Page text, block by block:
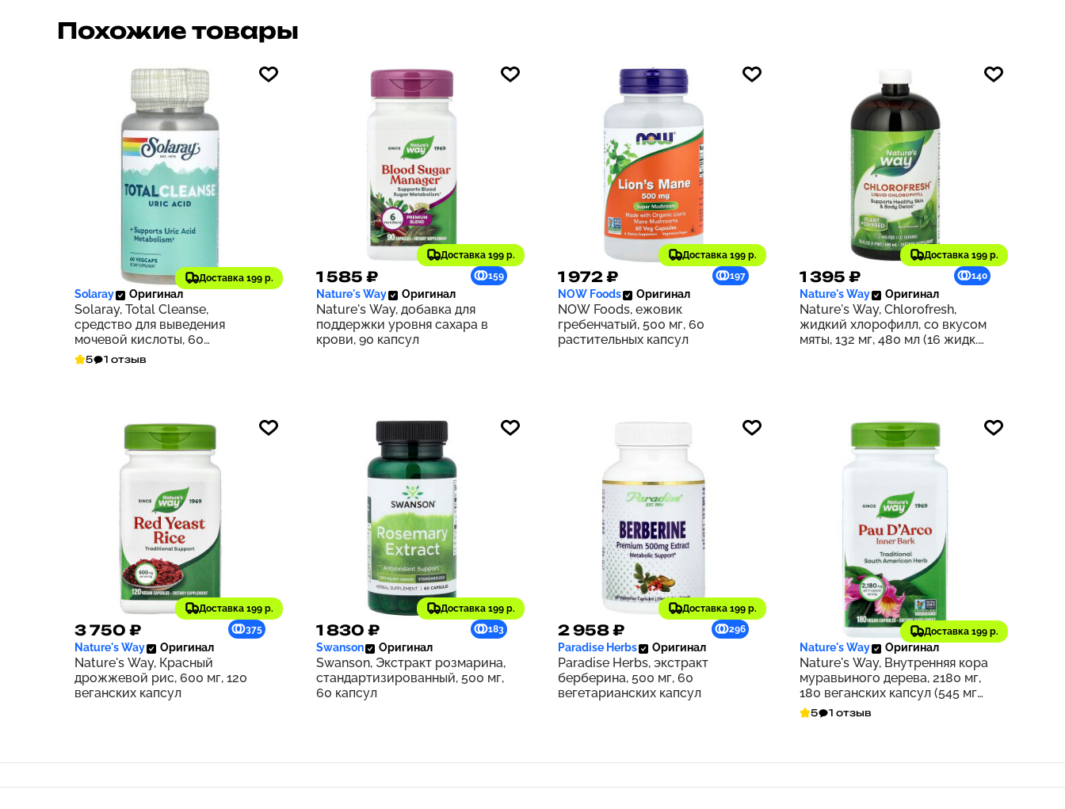
Похожие товары
Доставка 199 р.
3 456 ₽ 346
Solaray Оригинал
Solaray, Total Cleanse,
средство для выведения
мочевой кислоты, 60
растительных капсул
5 1 отзыв
Доставка 199 р.
1 585 ₽ 159
Nature's Way Оригинал
Nature's Way, добавка для
поддержки уровня сахара в
крови, 90 капсул
Доставка 199 р.
1 972 ₽ 197
NOW Foods Оригинал
NOW Foods, ежовик
гребенчатый, 500 мг, 60
растительных капсул
Доставка 199 р.
1 395 ₽ 140
Nature's Way Оригинал
Nature's Way, Chlorofresh,
жидкий хлорофилл, со вкусом
мяты, 132 мг, 480 мл (16 жидк.
Доставка 199 р.
3 750 ₽ 375
Nature's Way Оригинал
Nature's Way, Красный
дрожжевой рис, 600 мг, 120
веганских капсул
Доставка 199 р.
1 830 ₽ 183
Swanson Оригинал
Swanson, Экстракт розмарина,
стандартизированный, 500 мг,
60 капсул
Доставка 199 р.
2 958 ₽ 296
Paradise Herbs Оригинал
Paradise Herbs, экстракт
берберина, 500 мг, 60
вегетарианских капсул
Доставка 199 р.
1 688 ₽ 169
Nature's Way Оригинал
Nature's Way, Внутренняя кора
муравьиного дерева, 2180 мг,
180 веганских капсул (545 мг
на капсулу)
5 1 отзыв